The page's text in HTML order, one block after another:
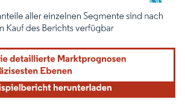
Wiederverwendung erfordert Namensnennung